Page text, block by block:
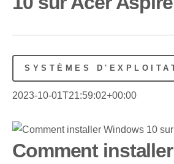
SYSTÈMES
2023-10-01T21:59:02+00:00
Comment